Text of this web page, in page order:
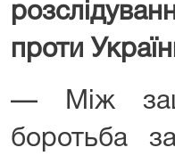
проти
— Між
боротьба